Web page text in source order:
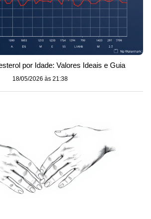
por Idade: Valores Ideais e Guia
18/05/2026 às 21:38